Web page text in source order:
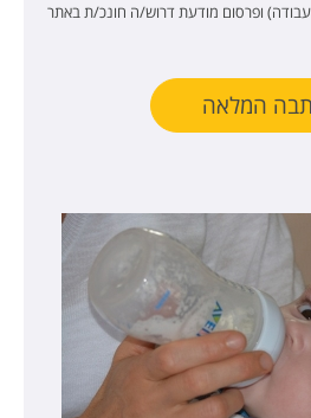
ופרסום מודעת דרוש/ה חונכ/ת באתר
המלאה